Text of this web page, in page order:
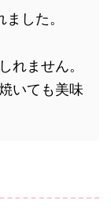
した。
れません。
いても美味